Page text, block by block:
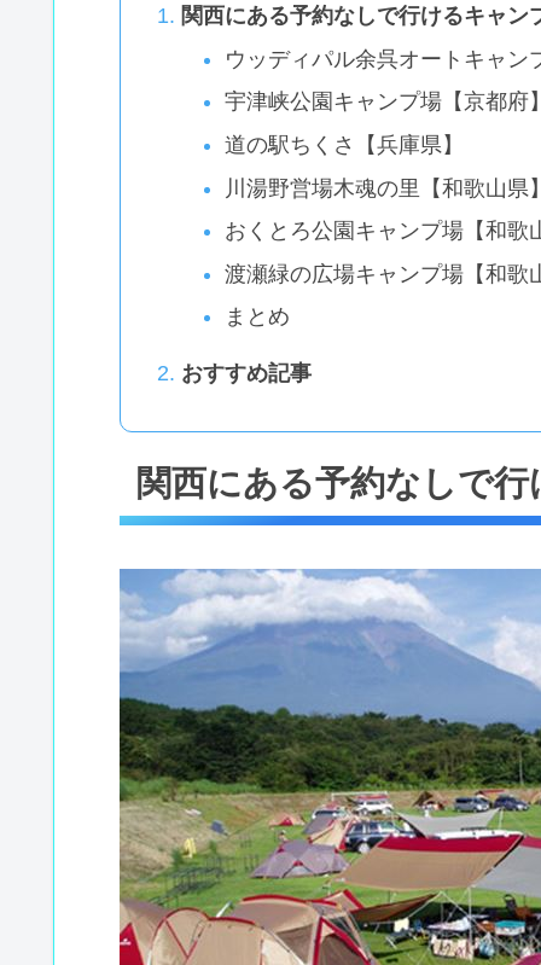
関西にある予約なしで行けるキャン
ウッディパル余呉オートキャン
宇津峡公園キャンプ場【京都府
道の駅ちくさ【兵庫県】
川湯野営場木魂の里【和歌山県
おくとろ公園キャンプ場【和歌
渡瀬緑の広場キャンプ場【和歌
まとめ
おすすめ記事
関西にある予約なしで